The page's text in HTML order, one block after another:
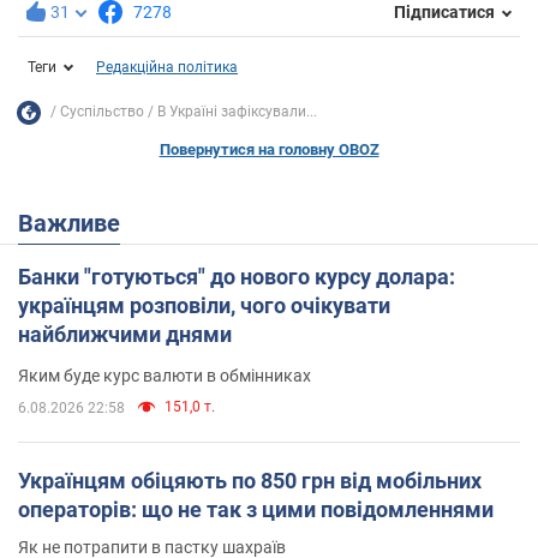
31 7278 Підписатися
Теги Редакційна політика
Суспільство В Україні зафіксували...
Повернутися на головну OBOZ
Важливе
Банки "готуються" до нового курсу долара:
українцям розповіли, чого очікувати
найближчими днями
Яким буде курс валюти в обмінниках
6.08.2026 22:58 151,0 т.
Українцям обіцяють по 850 грн від мобільних
операторів: що не так з цими повідомленнями
Як не потрапити в пастку шахраїв